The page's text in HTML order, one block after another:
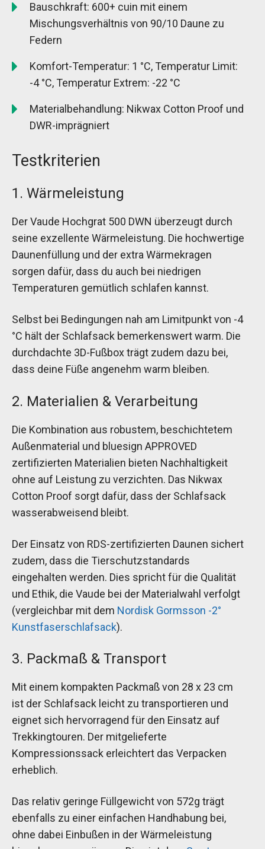
Bauschkraft: 600+ cuin mit einem
Mischungsverhältnis von 90/10 Daune zu
Federn
Komfort-Temperatur: 1 °C, Temperatur Limit:
-4 °C, Temperatur Extrem: -22 °C
Materialbehandlung: Nikwax Cotton Proof und
DWR-imprägniert
Testkriterien
1. Wärmeleistung
Der Vaude Hochgrat 500 DWN überzeugt durch
seine exzellente Wärmeleistung. Die hochwertige
Daunenfüllung und der extra Wärmekragen
sorgen dafür, dass du auch bei niedrigen
Temperaturen gemütlich schlafen kannst.
Selbst bei Bedingungen nah am Limitpunkt von -4
°C hält der Schlafsack bemerkenswert warm. Die
durchdachte 3D-Fußbox trägt zudem dazu bei,
dass deine Füße angenehm warm bleiben.
2. Materialien & Verarbeitung
Die Kombination aus robustem, beschichtetem
Außenmaterial und bluesign APPROVED
zertifizierten Materialien bieten Nachhaltigkeit
ohne auf Leistung zu verzichten. Das Nikwax
Cotton Proof sorgt dafür, dass der Schlafsack
wasserabweisend bleibt.
Der Einsatz von RDS-zertifizierten Daunen sichert
zudem, dass die Tierschutzstandards
eingehalten werden. Dies spricht für die Qualität
und Ethik, die Vaude bei der Materialwahl verfolgt
(vergleichbar mit dem Nordisk Gormsson -2°
Kunstfaserschlafsack).
3. Packmaß & Transport
Mit einem kompakten Packmaß von 28 x 23 cm
ist der Schlafsack leicht zu transportieren und
eignet sich hervorragend für den Einsatz auf
Trekkingtouren. Der mitgelieferte
Kompressionssack erleichtert das Verpacken
erheblich.
Das relativ geringe Füllgewicht von 572g trägt
ebenfalls zu einer einfachen Handhabung bei,
ohne dabei Einbußen in der Wärmeleistung